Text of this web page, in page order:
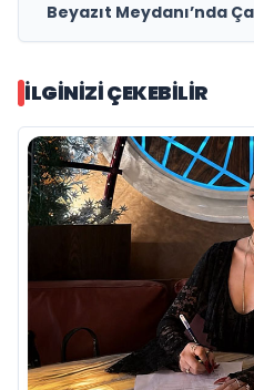
Beyazıt Meydanı’nda
İLGINIZI ÇEKEBILIR